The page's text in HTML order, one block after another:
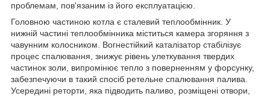
проблемам, пов'язаним із його експлуатацією.
Головною частиною котла є сталевий теплообмінник. У
нижній частині теплообмінника міститься камера згоряння з
чавунним колосником. Вогнестійкий каталізатор стабілізує
процес спалювання, знижує рівень улеткування твердих
частинок золи, випромінює тепло з поверненням у форсунку,
забезпечуючи в такий спосіб ретельне спалювання палива.
Усередині реторти, яка підводить паливо, розміщені отвори,